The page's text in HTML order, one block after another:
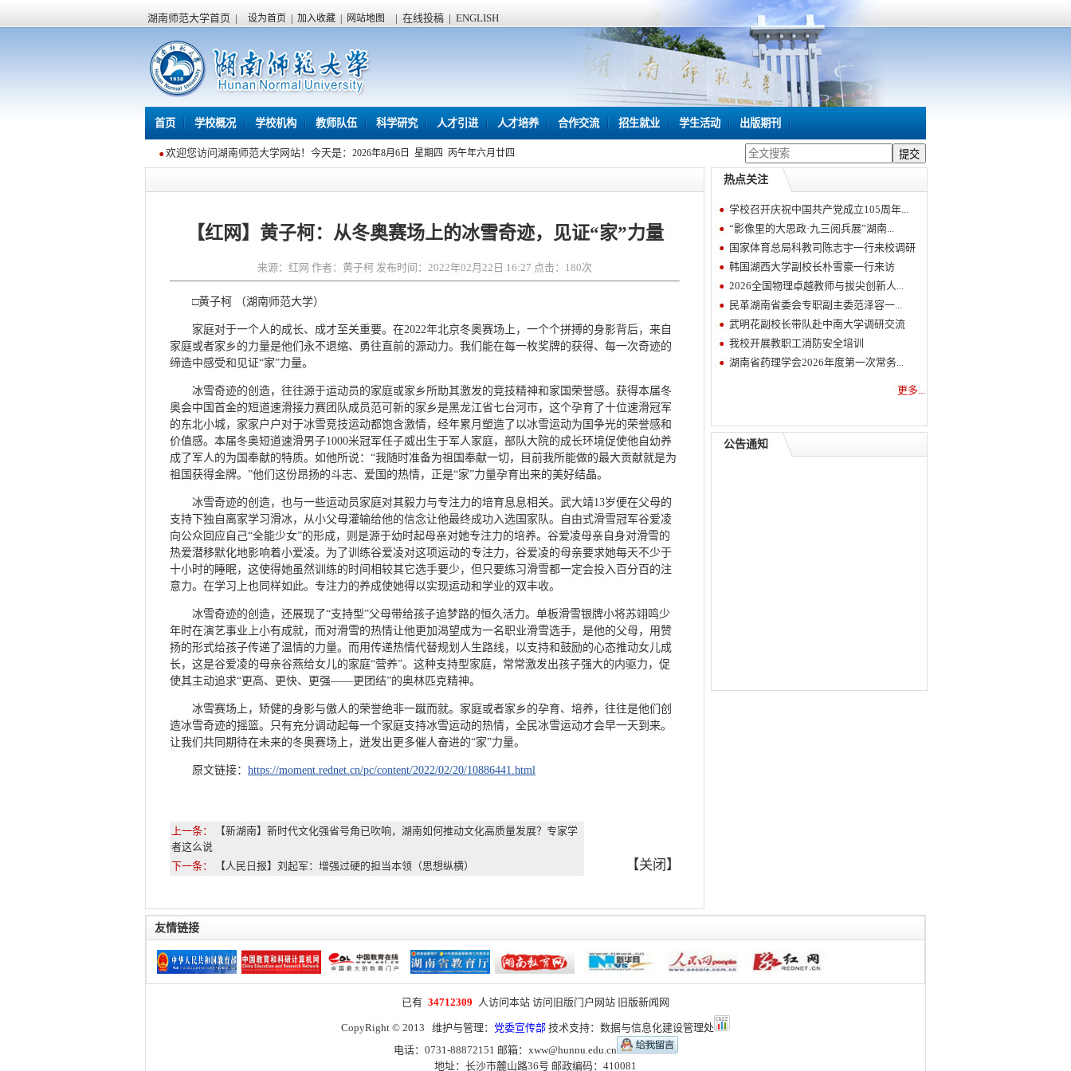
湖南师范大学首页 | 设为首页 加入收藏 网站地图 | 在线投稿 | ENGLISH
首页 学校概况 学校机构 教师队伍 科学研究 人才引进 人才培养 合作交流 招生就业 学生活动 出版期刊
欢迎您访问湖南师范大学网站！今天是： 2026年8月6日 星期四 丙午年六月廿四
【红网】黄子柯：从冬奥赛场上的冰雪奇迹，见证“家”力量
来源：红网 作者：黄子柯 发布时间：2022年02月22日 16:27 点击： 180次
□黄子柯 （湖南师范大学）
家庭对于一个人的成长、成才至关重要。在2022年北京冬奥赛场上，一个个拼搏的身影背后，来自
家庭或者家乡的力量是他们永不退缩、勇往直前的源动力。我们能在每一枚奖牌的获得、每一次奇迹的
缔造中感受和见证“家”力量。
冰雪奇迹的创造，往往源于运动员的家庭或家乡所助其激发的竞技精神和家国荣誉感。获得本届冬
奥会中国首金的短道速滑接力赛团队成员范可新的家乡是黑龙江省七台河市，这个孕育了十位速滑冠军
的东北小城，家家户户对于冰雪竞技运动都饱含激情，经年累月塑造了以冰雪运动为国争光的荣誉感和
价值感。本届冬奥短道速滑男子1000米冠军任子威出生于军人家庭，部队大院的成长环境促使他自幼养
成了军人的为国奉献的特质。如他所说：“我随时准备为祖国奉献一切，目前我所能做的最大贡献就是为
祖国获得金牌。”他们这份昂扬的斗志、爱国的热情，正是“家”力量孕育出来的美好结晶。
冰雪奇迹的创造，也与一些运动员家庭对其毅力与专注力的培育息息相关。武大靖13岁便在父母的
支持下独自离家学习滑冰，从小父母灌输给他的信念让他最终成功入选国家队。自由式滑雪冠军谷爱凌
向公众回应自己“全能少女”的形成，则是源于幼时起母亲对她专注力的培养。谷爱凌母亲自身对滑雪的
热爱潜移默化地影响着小爱凌。为了训练谷爱凌对这项运动的专注力，谷爱凌的母亲要求她每天不少于
十小时的睡眠，这使得她虽然训练的时间相较其它选手要少，但只要练习滑雪都一定会投入百分百的注
意力。在学习上也同样如此。专注力的养成使她得以实现运动和学业的双丰收。
冰雪奇迹的创造，还展现了“支持型”父母带给孩子追梦路的恒久活力。单板滑雪银牌小将苏翊鸣少
年时在演艺事业上小有成就，而对滑雪的热情让他更加渴望成为一名职业滑雪选手，是他的父母，用赞
扬的形式给孩子传递了温情的力量。而用传递热情代替规划人生路线，以支持和鼓励的心态推动女儿成
长，这是谷爱凌的母亲谷燕给女儿的家庭“营养”。这种支持型家庭，常常激发出孩子强大的内驱力，促
使其主动追求“更高、更快、更强——更团结”的奥林匹克精神。
冰雪赛场上，矫健的身影与傲人的荣誉绝非一蹴而就。家庭或者家乡的孕育、培养，往往是他们创
造冰雪奇迹的摇篮。只有充分调动起每一个家庭支持冰雪运动的热情，全民冰雪运动才会早一天到来。
让我们共同期待在未来的冬奥赛场上，迸发出更多催人奋进的“家”力量。
原文链接： https://moment.rednet.cn/pc/content/2022/02/20/10886441.html
上一条：
【新湖南】新时代文化强省号角已吹响，湖南如何推动文化高质量发展？专家学
者这么说
下一条：
【人民日报】刘起军：增强过硬的担当本领（思想纵横） 【关闭 】
热点关注
学校召开庆祝中国共产党成立105周年...
“影像里的大思政·九三阅兵展”湖南...
国家体育总局科教司陈志宇一行来校调研
韩国湖西大学副校长朴雪豪一行来访
2026全国物理卓越教师与拔尖创新人...
民革湖南省委会专职副主委范泽容一...
武明花副校长带队赴中南大学调研交流
我校开展教职工消防安全培训
湖南省药理学会2026年度第一次常务...
更多...
公告通知
友情链接
已有 34712309 人访问本站 访问旧版门户网站 旧版新闻网
CopyRight © 2013 维护与管理： 党委宣传部 技术支持： 数据与信息化建设管理处
电话：0731-88872151 邮箱： xww@hunnu.edu.cn
地址：长沙市麓山路36号 邮政编码：410081